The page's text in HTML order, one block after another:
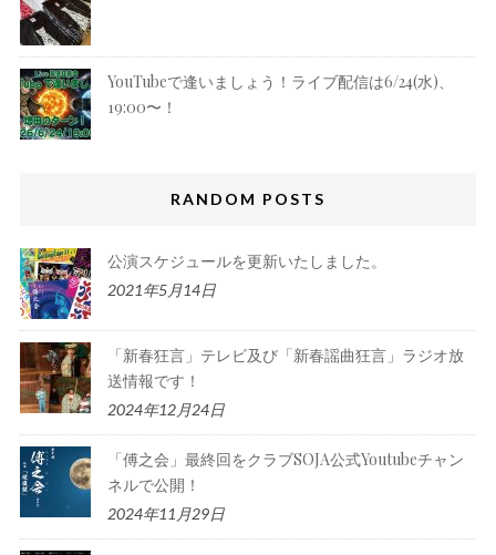
YouTubeで逢いましょう！ライブ配信は6/24(水)、
19:00〜！
RANDOM POSTS
公演スケジュールを更新いたしました。
2021年5月14日
「新春狂言」テレビ及び「新春謡曲狂言」ラジオ放
送情報です！
2024年12月24日
「傅之会」最終回をクラブSOJA公式Youtubeチャン
ネルで公開！
2024年11月29日